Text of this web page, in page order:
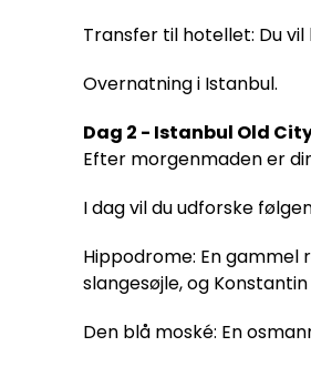
Transfer til hotellet: Du
Overnatning i Istanbul.
Dag 2 - Istanbul Old
Efter morgenmaden er
I dag vil du udforske
Hippodrome: En gammel
slangesøjle, og
Den blå moské: En